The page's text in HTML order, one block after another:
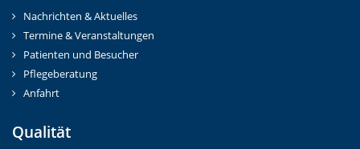
Nachrichten & Aktuelles
Termine & Veranstaltungen
Patienten und Besucher
Pflegeberatung
Anfahrt
Qualität